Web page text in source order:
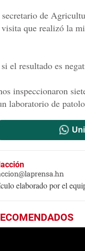
secretario de
que realizó la
el resultado es
inspeccionaron
laboratorio de
elaborado por el